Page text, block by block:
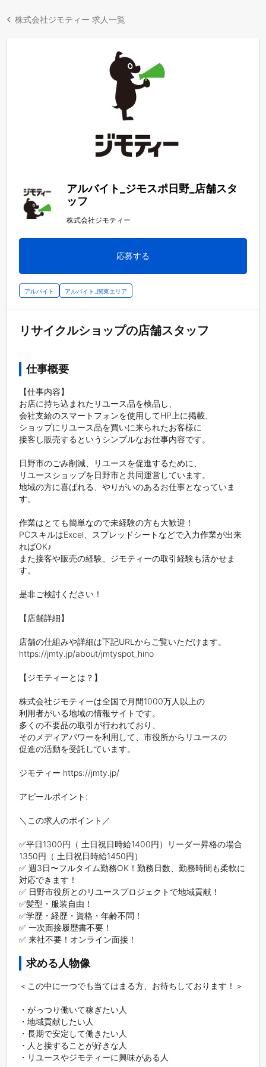
株式会社ジモティー 求人一覧
アルバイト_ジモスポ日野_店舗スタ
ッフ
株式会社ジモティー
応募する
アルバイト アルバイト_関東エリア
リサイクルショップの店舗スタッフ
仕事概要
【仕事内容】
お店に持ち込まれたリユース品を検品し、
会社支給のスマートフォンを使用してHP上に掲載、
ショップにリユース品を買いに来られたお客様に
接客し販売するというシンプルなお仕事内容です。
日野市のごみ削減、リユースを促進するために、
リユースショップを日野市と共同運営しています。
地域の方に喜ばれる、やりがいのあるお仕事となっていま
す。
作業はとても簡単なので未経験の方も大歓迎！
PCスキルはExcel、スプレッドシートなどで入力作業が出来
ればOK♪
また接客や販売の経験、ジモティーの取引経験も活かせま
す。
是非ご検討ください！
【店舗詳細】
店舗の仕組みや詳細は下記URLからご覧いただけます。
https://jmty.jp/about/jmtyspot_hino
【ジモティーとは？】
株式会社ジモティーは全国で月間1000万人以上の
利用者がいる地域の情報サイトです。
多くの不要品の取引が行われており、
そのメディアパワーを利用して、市役所からリユースの
促進の活動を受託しています。
ジモティー https://jmty.jp/
アピールポイント:
＼この求人のポイント／
✅️平日1300円（ 土日祝日時給1400円）リーダー昇格の場合
1350円（ 土日祝日時給1450円）
✅️ 週3日〜フルタイム勤務OK！勤務日数、勤務時間も柔軟に
対応できます！
✅️ 日野市役所とのリユースプロジェクトで地域貢献！
✅️髪型・服装自由！
✅️学歴・経歴・資格・年齢不問！
✅ 一次面接履歴書不要！
✅ 来社不要！オンライン面接！
求める人物像
＜この中に一つでも当てはまる方、お待ちしております！＞
・がっつり働いて稼ぎたい人
・地域貢献したい人
・長期で安定して働きたい人
・人と接することが好きな人
・リユースやジモティーに興味がある人